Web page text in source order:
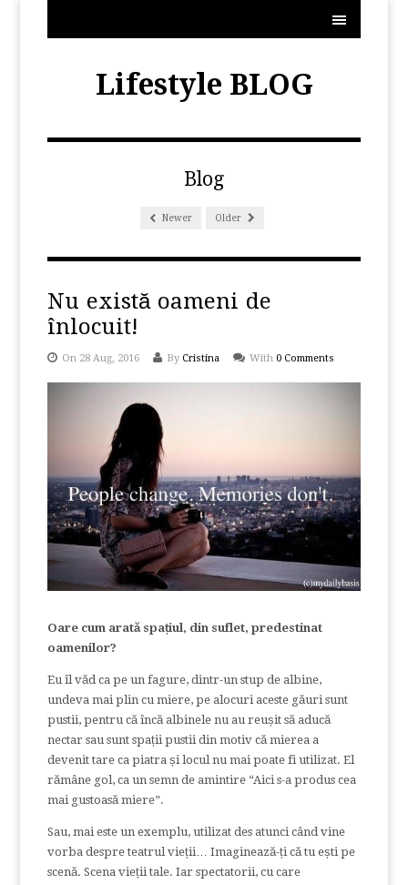
Lifestyle BLOG
Blog
Newer Older
Nu există oameni de
înlocuit!
On 28 Aug, 2016 By Cristina With 0 Comments
Oare cum arată spațiul, din suflet, predestinat
oamenilor?
Eu îl văd ca pe un fagure, dintr-un stup de albine,
undeva mai plin cu miere, pe alocuri aceste găuri sunt
pustii, pentru că încă albinele nu au reușit să aducă
nectar sau sunt spații pustii din motiv că mierea a
devenit tare ca piatra și locul nu mai poate fi utilizat. El
rămâne gol, ca un semn de amintire “Aici s-a produs cea
mai gustoasă miere”.
Sau, mai este un exemplu, utilizat des atunci când vine
vorba despre teatrul vieții… Imaginează-ți că tu ești pe
scenă. Scena vieții tale. Iar spectatorii, cu care